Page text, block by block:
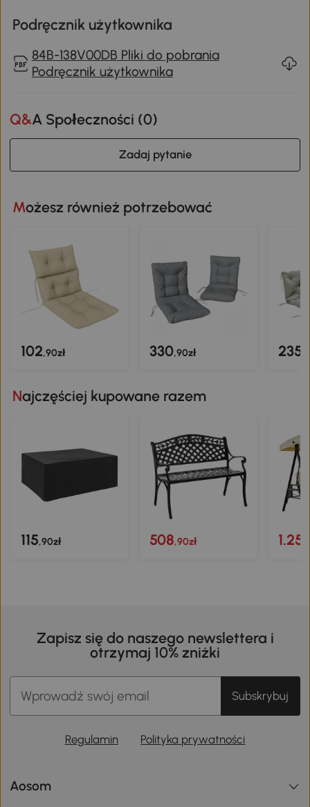
Podręcznik użytkownika
84B-138V00DB Pliki do pobrania
Podręcznik użytkownika
Q&A Społeczności (0)
Zadaj pytanie
Możesz również potrzebować
102,90zł 330,90zł 235
Najczęściej kupowane razem
115,90zł 508,90zł
Zapisz się do naszego newslettera i
otrzymaj 10% zniżki
Subskrybuj
Regulamin Polityka prywatności
Aosom